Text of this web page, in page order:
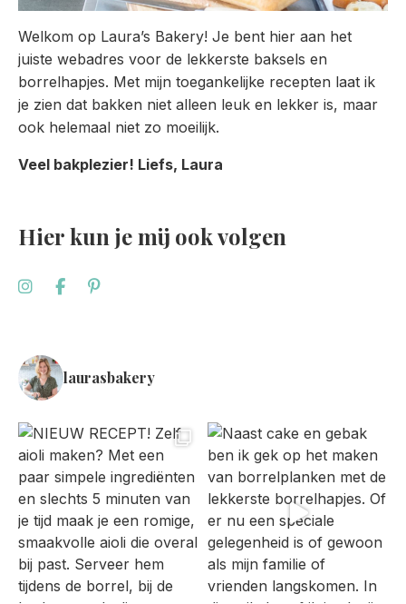
Welkom op Laura’s Bakery! Je bent hier aan het
juiste webadres voor de lekkerste baksels en
borrelhapjes. Met mijn toegankelijke recepten laat ik
je zien dat bakken niet alleen leuk en lekker is, maar
ook helemaal niet zo moeilijk.
Veel bakplezier! Liefs, Laura
Hier kun je mij ook volgen
laurasbakery